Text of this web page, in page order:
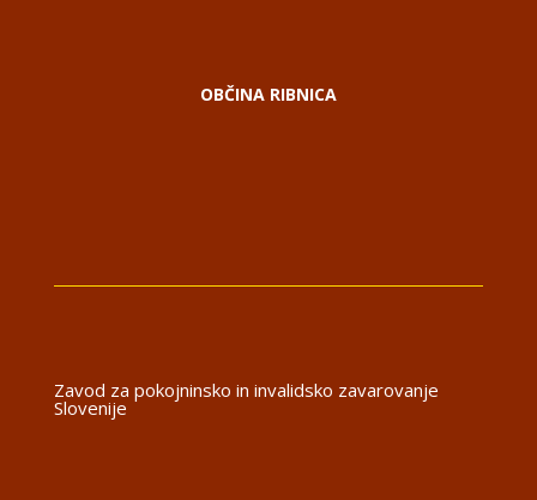
OBČINA RIBNICA
Zavod za pokojninsko in invalidsko zavarovanje
Slovenije